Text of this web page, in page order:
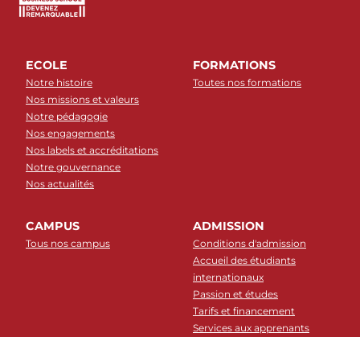
ECOLE
Notre histoire
Nos missions et valeurs
Notre pédagogie
Nos engagements
Nos labels et accréditations
Notre gouvernance
Nos actualités
FORMATIONS
Toutes nos formations
CAMPUS
Tous nos campus
ADMISSION
Conditions d'admission
Accueil des étudiants
internationaux
Passion et études
Tarifs et financement
Services aux apprenants